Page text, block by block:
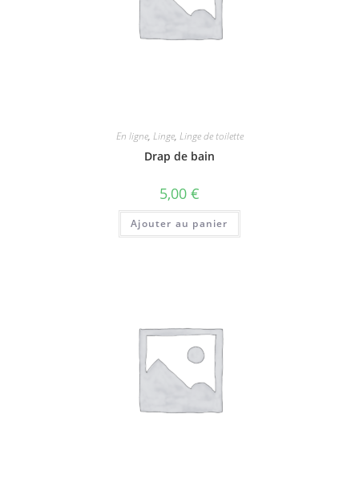
En ligne, Linge, Linge de toilette
Drap de bain
5,00 €
Ajouter au panier